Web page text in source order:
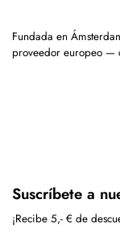
Fundada en
proveedor europeo —
Suscríbete a
¡Recibe 5,- € de